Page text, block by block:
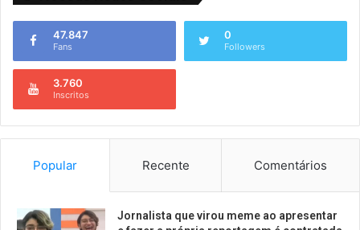
47.847
Fans
0
Followers
3.760
Inscritos
Popular Recente Comentários
Jornalista que virou meme ao apresentar